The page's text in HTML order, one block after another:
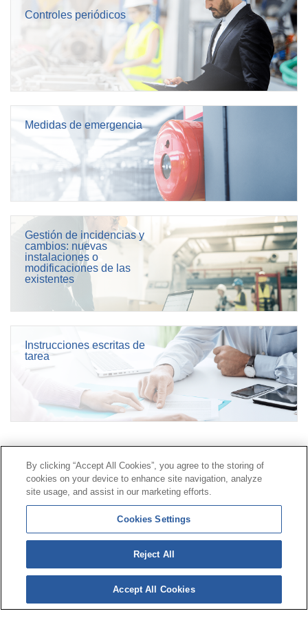
Controles periódicos
Medidas de emergencia
Gestión de incidencias y
cambios: nuevas
instalaciones o
modificaciones de las
existentes
Instrucciones escritas de
tarea
Línea Universal 900 203 203|Zona Privada Comisión de
Prestaciones Especiales|Zona Privada Proveedor
Sanitario
© Mutua Universal 2026 | Mapa del sitio | Aviso legal
Política de Protección de Datos
cookies
Síguenos en:
By clicking “Accept All Cookies”, you agree to the storing of
cookies on your device to enhance site navigation, analyze
site usage, and assist in our marketing efforts.
Cookies Settings
Reject All
Accept All Cookies